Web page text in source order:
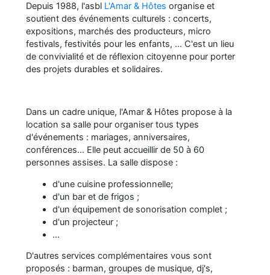
Depuis 1988, l'asbl L'Amar & Hôtes organise et
soutient des événements culturels : concerts,
expositions, marchés des producteurs, micro
festivals, festivités pour les enfants, ... C'est un lieu
de convivialité et de réflexion citoyenne pour porter
des projets durables et solidaires.
Dans un cadre unique, l'Amar & Hôtes propose à la
location sa salle pour organiser tous types
d'événements : mariages, anniversaires,
conférences... Elle peut accueillir de 50 à 60
personnes assises. La salle dispose :
d'une cuisine professionnelle;
d'un bar et de frigos ;
d'un équipement de sonorisation complet ;
d'un projecteur ;
...
D'autres services complémentaires vous sont
proposés : barman, groupes de musique, dj's,